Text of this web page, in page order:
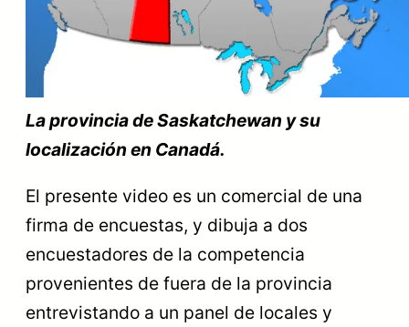
La provincia de Saskatchewan y su
localización en Canadá.
El presente video es un comercial de una
firma de encuestas, y dibuja a dos
encuestadores de la competencia
provenientes de fuera de la provincia
entrevistando a un panel de locales y